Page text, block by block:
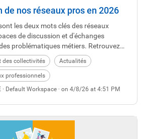
de nos réseaux pros en 2026
les deux mots clés des réseaux
de discussion et d'échanges
problématiques métiers. Retrouvez
en 2026 et découvrez si l'un des
des collectivités Actualités
professionnels
Default Workspace · on 4/8/26 at 4:51 PM